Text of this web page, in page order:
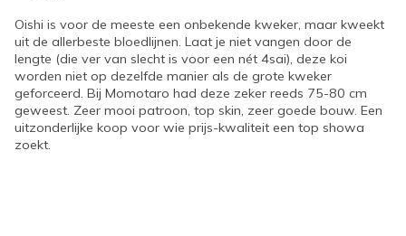
Oishi is voor de meeste een onbekende kweker, maar kweekt
uit de allerbeste bloedlijnen. Laat je niet vangen door de
lengte (die ver van slecht is voor een nét 4sai), deze koi
worden niet op dezelfde manier als de grote kweker
geforceerd. Bij Momotaro had deze zeker reeds 75-80 cm
geweest. Zeer mooi patroon, top skin, zeer goede bouw. Een
uitzonderlijke koop voor wie prijs-kwaliteit een top showa
zoekt.